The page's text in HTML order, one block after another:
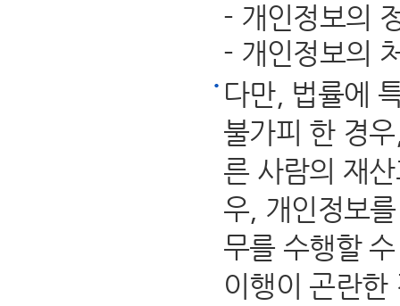
- 개인정보의
- 개인정보의
다만, 법률에
불가피 한 경
른 사람의 재
우, 개인정보
무를 수행할
이행이 곤란한